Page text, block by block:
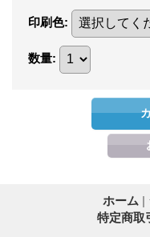
印刷色:
数量:
ホーム |
特定商取